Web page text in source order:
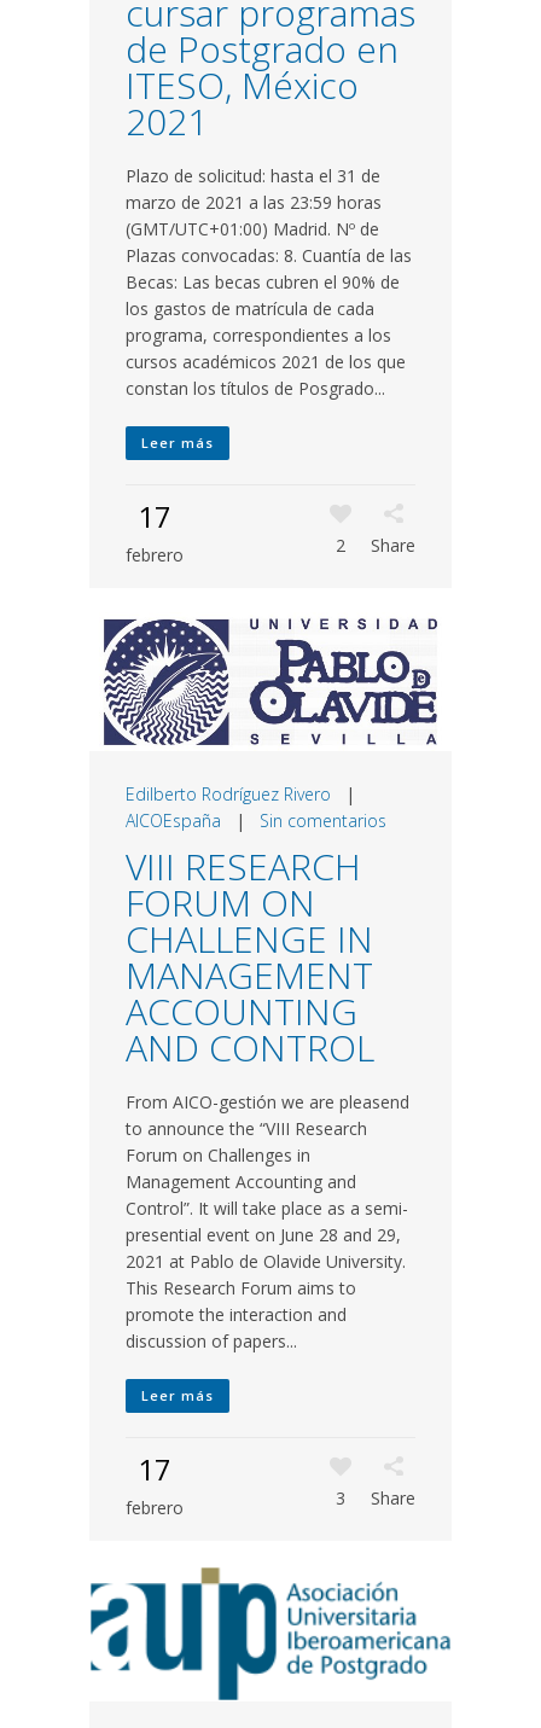
cursar programas
de Postgrado en
ITESO, México
2021
Plazo de solicitud: hasta el 31 de
marzo de 2021 a las 23:59 horas
(GMT/UTC+01:00) Madrid. Nº de
Plazas convocadas: 8. Cuantía de las
Becas: Las becas cubren el 90% de
los gastos de matrícula de cada
programa, correspondientes a los
cursos académicos 2021 de los que
constan los títulos de Posgrado...
Leer más
17
febrero 2 Share
Edilberto Rodríguez Rivero |
AICOEspaña | Sin comentarios
VIII RESEARCH
FORUM ON
CHALLENGE IN
MANAGEMENT
ACCOUNTING
AND CONTROL
From AICO-gestión we are pleasend
to announce the “VIII Research
Forum on Challenges in
Management Accounting and
Control”. It will take place as a semi-
presential event on June 28 and 29,
2021 at Pablo de Olavide University.
This Research Forum aims to
promote the interaction and
discussion of papers...
Leer más
17
febrero 3 Share